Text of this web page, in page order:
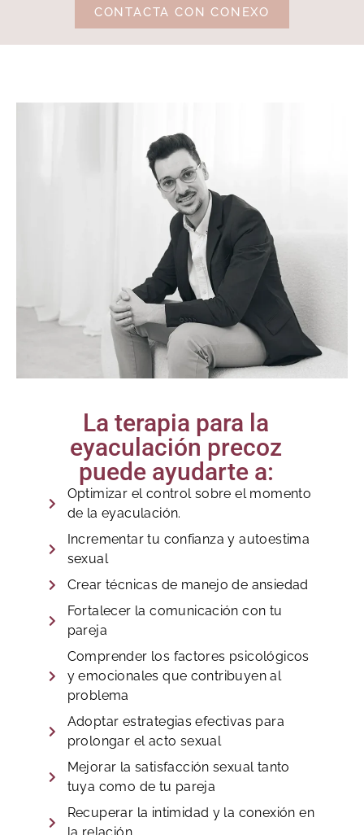
CONTACTA CON CONEXO
La terapia para la
eyaculación precoz
puede ayudarte a:
Optimizar el control sobre el momento
de la eyaculación.
Incrementar tu confianza y autoestima
sexual
Crear técnicas de manejo de ansiedad
Fortalecer la comunicación con tu
pareja
Comprender los factores psicológicos
y emocionales que contribuyen al
problema
Adoptar estrategias efectivas para
prolongar el acto sexual
Mejorar la satisfacción sexual tanto
tuya como de tu pareja
Recuperar la intimidad y la conexión en